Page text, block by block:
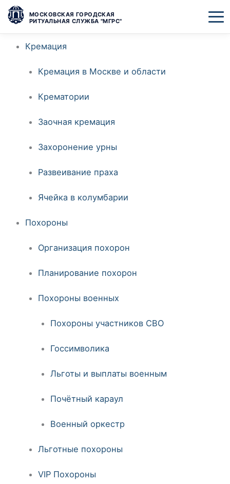
Перейти
к
МОСКОВСКАЯ ГОРОДСКАЯ
РИТУАЛЬНАЯ СЛУЖБА "МГРС"
Кремация
Кремация в Москве и области
Крематории
Заочная кремация
Захоронение урны
Развеивание праха
Ячейка в колумбарии
Похороны
Организация похорон
Планирование похорон
Похороны военных
Похороны участников СВО
Госсимволика
Льготы и выплаты военным
Почётный караул
Военный оркестр
Льготные похороны
VIP Похороны